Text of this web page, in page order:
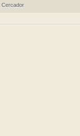
Cercador